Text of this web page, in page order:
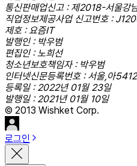
통신판매업신고 : 제2018-서울
직업정보제공사업 신고번호 :
제호 : 요즘IT
발행인 : 박우범
편집인 : 노희선
청소년보호책임자 : 박우범
인터넷신문등록번호 : 서울,아
등록일 : 2022년 01월 23일
발행일 : 2021년 01월 10일
© 2013 Wishket Corp.
로그인